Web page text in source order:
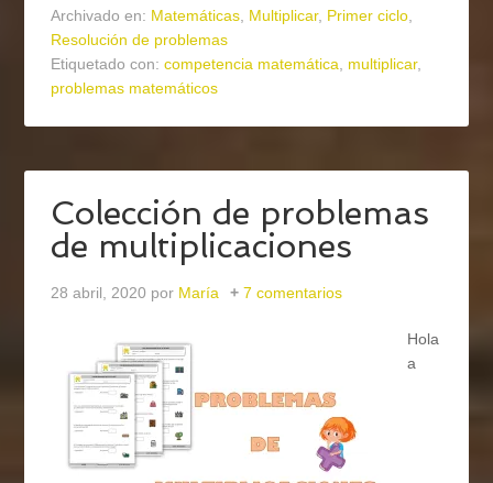
Archivado en: Matemáticas, Multiplicar, Primer ciclo,
Resolución de problemas
Etiquetado con:competencia matemática, multiplicar,
problemas matemáticos
Colección de problemas
de multiplicaciones
28 abril, 2020 por María 7 comentarios
Hola
a